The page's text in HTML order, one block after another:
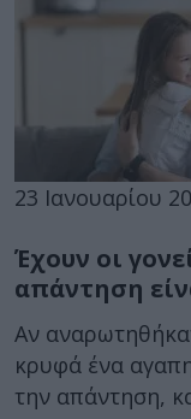
23 Ιανουαρίου
Έχουν οι
απάντηση
Αν
κρυφά ένα
την απάντηση,